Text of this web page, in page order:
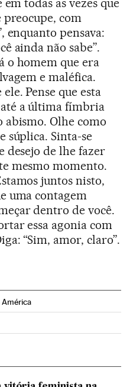
em todas as vezes que
preocupe, com
enquanto pensava:
ainda não sabe”.
o homem que era
e maléfica.
Pense que esta
a última fímbria
abismo. Olhe como
súplica. Sinta-se
desejo de lhe fazer
mesmo momento.
juntos nisto,
uma contagem
dentro de você.
essa agonia com
“Sim, amor, claro”.
América
Instagram
en Facebook